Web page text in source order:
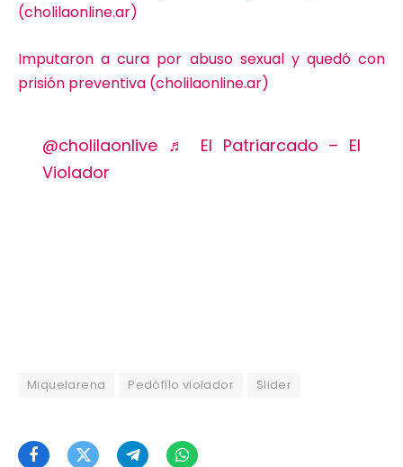
(cholilaonline.ar)
Imputaron a cura por abuso sexual y quedó con
prisión preventiva (cholilaonline.ar)
@cholilaonlive ♬ El Patriarcado – El
Violador
Miquelarena Pedòfilo violador Slider